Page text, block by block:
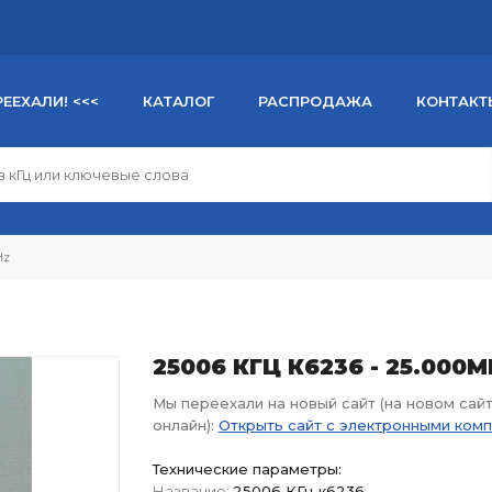
<<< КАТАЛОГ РАСПРОДАЖА
25006 КГЦ К6236 -
Мы переехали на новый сайт (на новом
онлайн): Открыть сайт с электронными
Технические параметры: